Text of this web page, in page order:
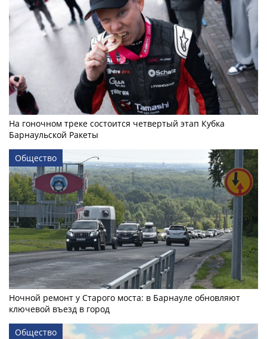
На гоночном треке состоится четвертый этап Кубка
Барнаульской Ракеты
Общество
Ночной ремонт у Старого моста: в Барнауле обновляют
ключевой въезд в город
Общество